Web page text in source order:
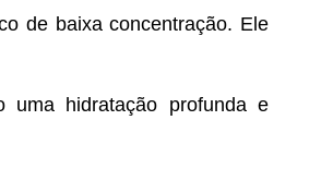
de baixa concentração. Ele
uma hidratação profunda e